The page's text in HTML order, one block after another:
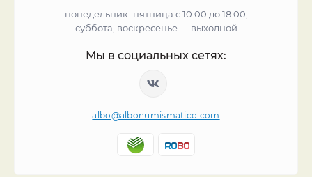
понедельник–пятница с 10:00 до 18:00,
суббота, воскресенье — выходной
Мы в социальных сетях:
albo@albonumismatico.com